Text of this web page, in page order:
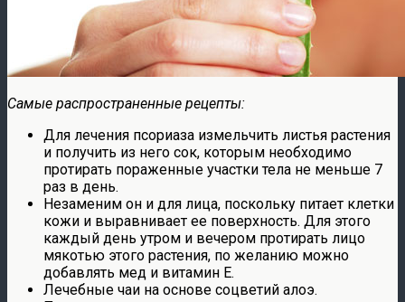
Самые распространенные рецепты:
Для лечения псориаза измельчить листья растения
и получить из него сок, которым необходимо
протирать пораженные участки тела не меньше 7
раз в день.
Незаменим он и для лица, поскольку питает клетки
кожи и выравнивает ее поверхность. Для этого
каждый день утром и вечером протирать лицо
мякотью этого растения, по желанию можно
добавлять мед и витамин Е.
Лечебные чаи на основе соцветий алоэ.